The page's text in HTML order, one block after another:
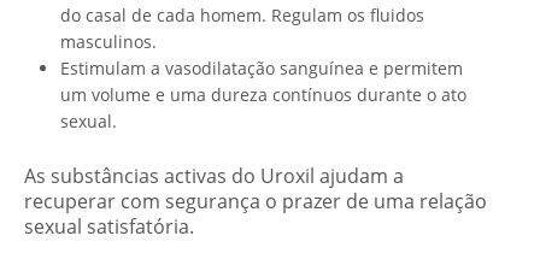
do casal de cada homem. Regulam os fluidos
masculinos.
Estimulam a vasodilatação sanguínea e permitem
um volume e uma dureza contínuos durante o ato
sexual.
As substâncias activas do Uroxil ajudam a
recuperar com segurança o prazer de uma relação
sexual satisfatória.